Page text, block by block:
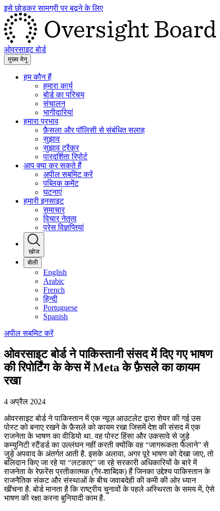
इसे छोड़कर सामग्री पर बढ़ने के लिए
ओवरसाइट बोर्ड
मुख्य मेनू
हम कौन हैं
हमारा कार्य
बोर्ड का परिचय
संचालन
भागीदारियां
हमारा प्रभाव
फ़ैसला और पॉलिसी से संबंधित सलाह
सुझाव
सुझाव ट्रैकर
पारदर्शिता रिपोर्ट
आप क्या कर सकते हैं
अपील सबमिट करें
पब्लिक कमेंट
घटनाएं
हमारी इनसाइट
समाचार
विचार नेतृत्व
प्रेस विज्ञप्तियां
खोज
बोली
English
Arabic
French
हिन्दी
Portuguese
Spanish
अपील सबमिट करें
ओवरसाइट बोर्ड ने पाकिस्तानी संसद में दिए गए भाषण
की रिपोर्टिंग के केस में Meta के फ़ैसले का कायम
रखा
4 अप्रैल 2024
ओवरसाइट बोर्ड ने पाकिस्तान में एक न्यूज़ आउटलेट द्वारा शेयर की गई उस
पोस्ट को बनाए रखने के फ़ैसले को कायम रखा जिसमें देश की संसद में एक
राजनेता के भाषण का वीडियो था. वह पोस्ट हिंसा और उकसावे से जुड़े
कम्युनिटी स्टैंडर्ड का उल्लंघन नहीं करती क्योंकि वह “जागरूकता फैलाने” से
जुड़े अपवाद के अंतर्गत आती है. इसके अलावा, अगर पूरे भाषण को देखा जाए, तो
बलिदान किए जा रहे या “लटकाए” जा रहे सरकारी अधिकारियों के बारे में
राजनेता के रेफ़रेंस प्रतीकात्मक (गैर-शाब्दिक) हैं जिनका उद्देश्य पाकिस्तान के
राजनैतिक संकट और संस्थाओं के बीच जवाबदेही की कमी की ओर ध्यान
खींचना है. बोर्ड मानता है कि राष्ट्रीय चुनावों के पहले अस्थिरता के समय में, ऐसे
भाषण की रक्षा करना बुनियादी काम है.